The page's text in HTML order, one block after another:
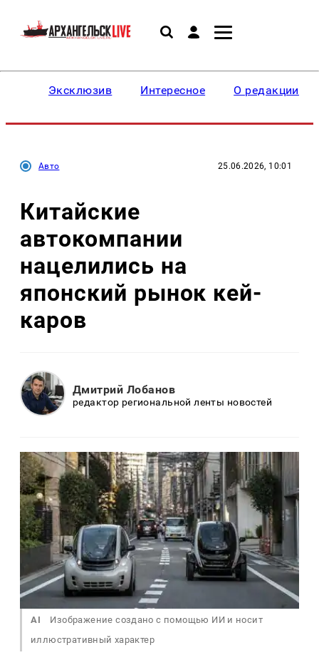
Эксклюзив Интересное О редакции
Авто 25.06.2026, 10:01
Китайские
автокомпании
нацелились на
японский рынок кей-
каров
Дмитрий Лобанов
редактор региональной ленты новостей
AI
Изображение создано с помощью ИИ и носит
иллюстративный характер